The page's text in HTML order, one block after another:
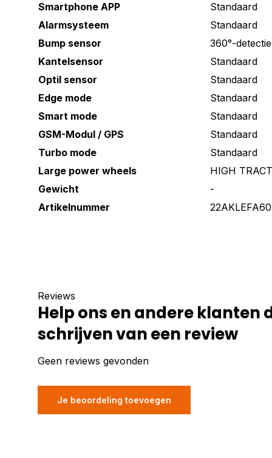
Smartphone APP
Standaard
Alarmsysteem
Standaard
Bump sensor
360°-detectie
Kantelsensor
Standaard
Optil sensor
Standaard
Edge mode
Standaard
Smart mode
Standaard
GSM-Modul / GPS
Standaard
Turbo mode
Standaard
Large power wheels
HIGH
Gewicht
-
Artikelnummer
Reviews
Help ons en andere klanten
schrijven van een review
Geen reviews gevonden
Je beoordeling toevoegen